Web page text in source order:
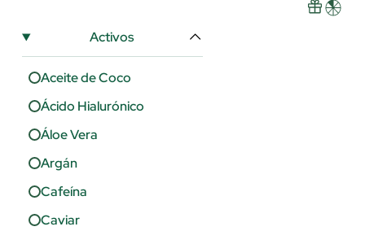
Sisley
T.Leclerc
The Browgal
Urban Decay
Yves Saint Laurent
Activos
Aceite de Coco
Ácido Hialurónico
Áloe Vera
Argán
Cafeína
Caviar